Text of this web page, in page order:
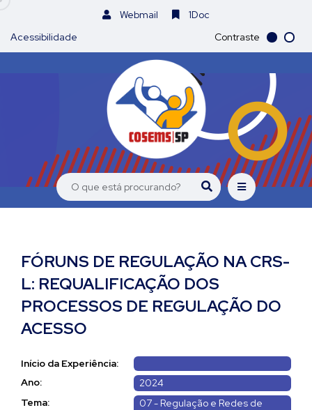
Webmail
1Doc
Acessibilidade
Contraste
FÓRUNS DE REGULAÇÃO NA CRS-
L: REQUALIFICAÇÃO DOS
PROCESSOS DE REGULAÇÃO DO
ACESSO
Início da Experiência:
Ano:
2024
Tema:
07 - Regulação e Redes de